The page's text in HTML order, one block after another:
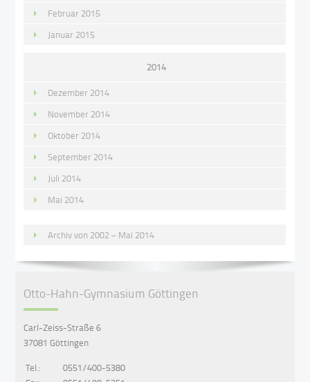
Februar 2015
Januar 2015
2014
Dezember 2014
November 2014
Oktober 2014
September 2014
Juli 2014
Mai 2014
Archiv von 2002 – Mai 2014
Otto-Hahn-Gymnasium Göttingen
Carl-Zeiss-Straße 6
37081 Göttingen
Tel.:
0551/400-5380